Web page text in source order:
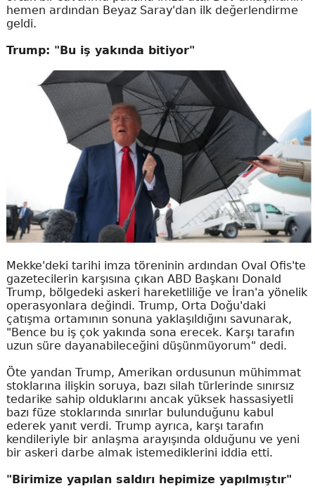
hemen ardından Beyaz Saray'dan ilk değerlendirme
geldi.
Trump: "Bu iş yakında bitiyor"
Mekke'deki tarihi imza töreninin ardından Oval Ofis'te
gazetecilerin karşısına çıkan ABD Başkanı Donald
Trump, bölgedeki askeri hareketliliğe ve İran'a yönelik
operasyonlara değindi. Trump, Orta Doğu'daki
çatışma ortamının sonuna yaklaşıldığını savunarak,
"Bence bu iş çok yakında sona erecek. Karşı tarafın
uzun süre dayanabileceğini düşünmüyorum" dedi.
Öte yandan Trump, Amerikan ordusunun mühimmat
stoklarına ilişkin soruya, bazı silah türlerinde sınırsız
tedarike sahip olduklarını ancak yüksek hassasiyetli
bazı füze stoklarında sınırlar bulunduğunu kabul
ederek yanıt verdi. Trump ayrıca, karşı tarafın
kendileriyle bir anlaşma arayışında olduğunu ve yeni
bir askeri darbe almak istemediklerini iddia etti.
"Birimize yapılan saldırı hepimize yapılmıştır"